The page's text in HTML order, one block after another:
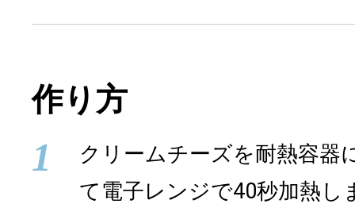
作り方
1
クリームチーズを耐熱容器
て電子レンジで40秒加熱し